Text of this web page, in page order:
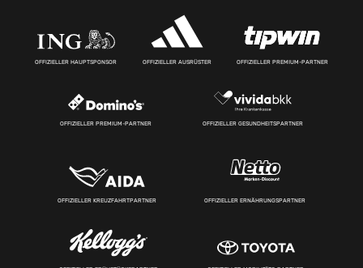
OFFIZIELLER HAUPTSPONSOR OFFIZIELLER AUSRÜSTER OFFIZIELLER PREMIUM-PARTNER
OFFIZIELLER PREMIUM-PARTNER OFFIZIELLER GESUNDHEITSPARTNER
OFFIZIELLER KREUZFAHRTPARTNER OFFIZIELLER ERNÄHRUNGSPARTNER